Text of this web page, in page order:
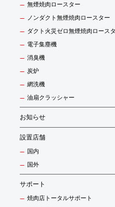
無煙焼肉ロースター
ノンダクト無煙焼肉ロースター
ダクト火災ゼロ無煙焼肉ロース
電子集塵機
消臭機
炭炉
網洗機
油扇クラッシャー
お知らせ
設置店舗
国内
国外
サポート
焼肉店トータルサポート